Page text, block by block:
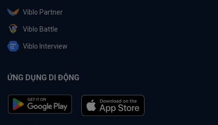
Viblo Partner
Viblo Battle
Viblo Interview
ỨNG DỤNG DI ĐỘNG